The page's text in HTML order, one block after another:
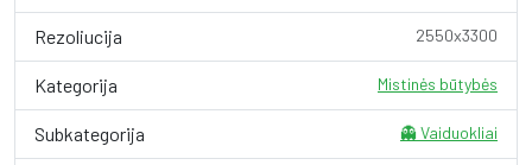
Rezoliucija 2550x3300
Kategorija Mistinės būtybės
Subkategorija 👻 Vaiduokliai